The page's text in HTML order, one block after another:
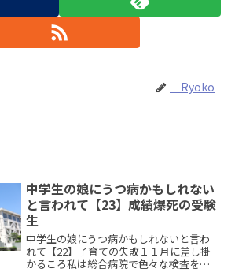
Ryoko
中学生の娘にうつ病かもしれない
と言われて【23】成績爆死の受験
生
中学生の娘にうつ病かもしれないと言わ
れて【22】子育ての失敗１１月に差し掛
かるころ私は総合病院で色々な検査を始